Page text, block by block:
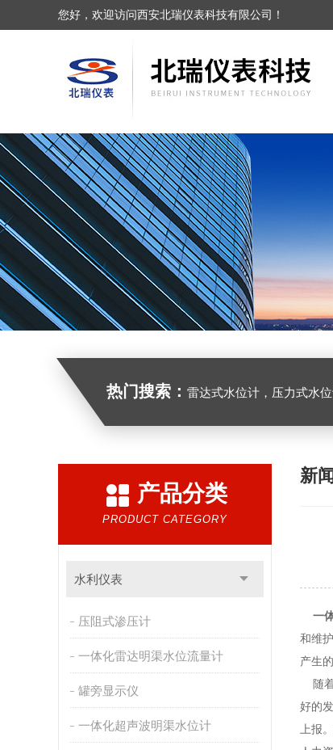
您好，欢迎访问西安北瑞仪表科技有限公司！
热门搜索： 雷达式水位计，压力式水位
产品分类
PRODUCT CATEGORY
水利仪表
压阻式渗压计
一体化雷达明渠水位流量计
罐旁显示仪
一体化超声波明渠水位计
新
一
和维
产生
随着
好的
上报